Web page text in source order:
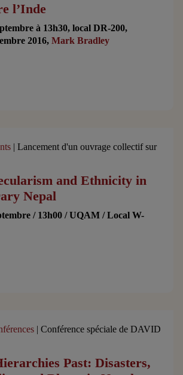
l’Inde
à 13h30, local DR-200,
2016,Mark Bradley
| Lancement d'un ouvrage collectif sur
and Ethnicity in
Nepal
/ 13h00 / UQAM / Local W-
| Conférence spéciale de DAVID
Past: Disasters,